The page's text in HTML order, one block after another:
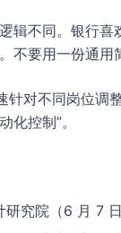
辑不同。银行
不要用一份通用
针对不同岗位调
化控制”。
研究院（6 月 7